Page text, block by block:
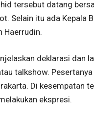
tersebut datang
Selain itu ada Kepala
Haerrudin.
deklarasi dan
talkshow.
Di kesempatan
ekspresi.